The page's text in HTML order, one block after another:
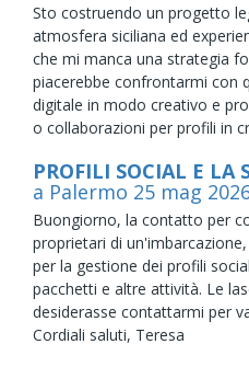
Sto costruendo un progetto
atmosfera siciliana ed
che mi manca una strategia
piacerebbe confrontarmi con
digitale in modo creativo e
o collaborazioni per profili in
PROFILI SOCIAL E LA
a Palermo 25 mag
Buongiorno, la contatto per
proprietari di
per la gestione dei profili
pacchetti e altre attività. Le
desiderasse contattarmi per
Cordiali saluti, Teresa